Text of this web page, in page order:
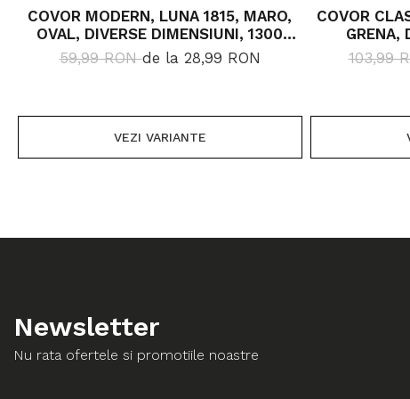
COVOR MODERN, LUNA 1815, MARO,
OVAL, DIVERSE DIMENSIUNI, 1300
GR/MP
59,99 RONde la 28,99 RON
VEZI VARIANTE
COVOR
GRENA,
103,99
Newsletter
Nu rata ofertele si promotiile noastre